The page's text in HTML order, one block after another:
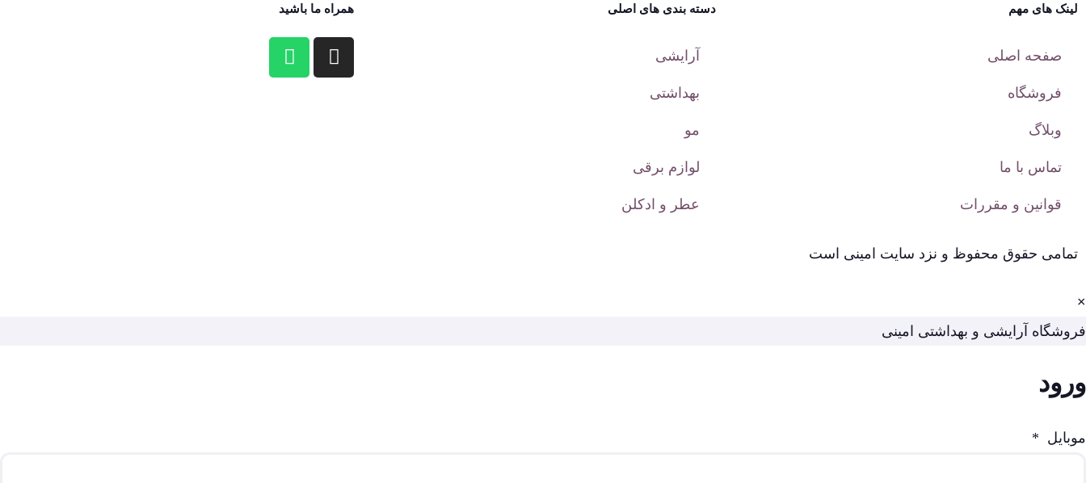
لینک های مهم
صفحه اصلی
فروشگاه
وبلاگ
تماس با ما
قوانین و مقررات
دسته بندی های اصلی
آرایشی
بهداشتی
مو
لوازم برقی
عطر و ادکلن
همراه ما باشید
تمامی حقوق محفوظ و نزد سایت امینی است
×
فروشگاه آرایشی و بهداشتی امینی
ورود
موبایل *